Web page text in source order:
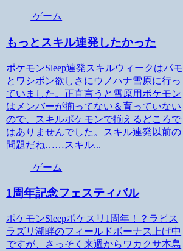
ゲーム
もっとスキル連発したかった
ポケモンSleep連発スキルウィークはパモ
とワシボン欲しさにウノハナ雪原に行っ
ていました。正直言うと雪原用ポケモン
はメンバーが揃ってない＆育っていない
ので、スキルポケモンで揃えるどころで
はありませんでした。スキル連発以前の
問題だね……スキル...
ゲーム
1周年記念フェスティバル
ポケモンSleepポケスリ1周年！？ラピス
ラズリ湖畔のフィールドボーナス上げ中
ですが、さっそく来週からワカクサ本島